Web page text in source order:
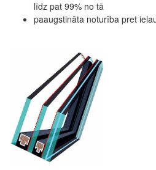
līdz pat 99% no tā
paaugstināta noturība pret